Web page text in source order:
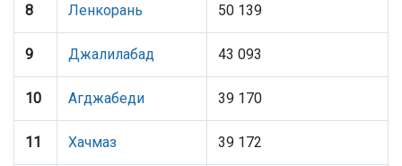
8 Ленкорань 50 139
9 Джалилабад 43 093
10 Агджабеди 39 170
11 Хачмаз 39 172